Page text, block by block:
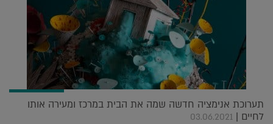
תערוכת אנימציה חדשה שמה את הבית במרכז ומעירה אותו
לחיים | 03.06.2021